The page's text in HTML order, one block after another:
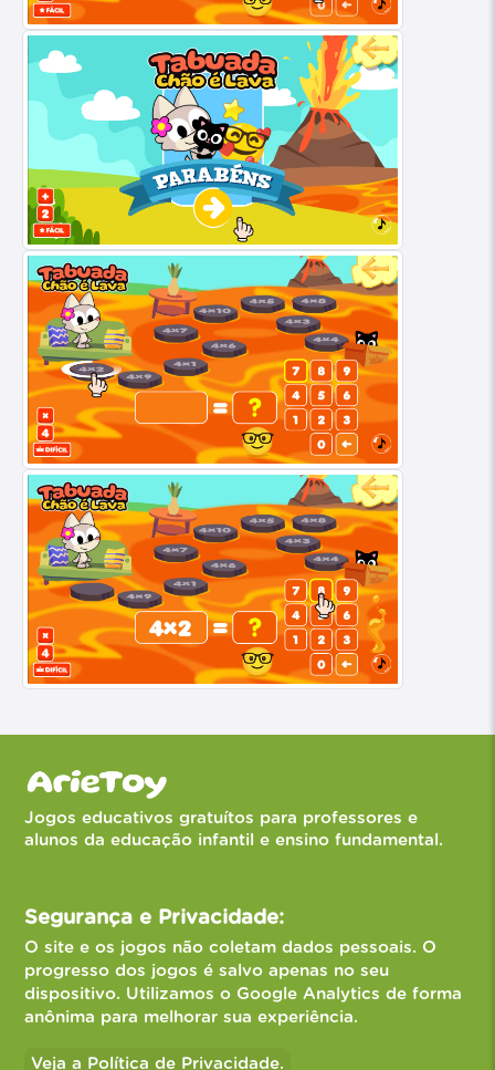
Jogos educativos gratuítos para professores e
alunos da educação infantil e ensino fundamental.
Segurança e Privacidade:
O site e os jogos não coletam dados pessoais. O
progresso dos jogos é salvo apenas no seu
dispositivo. Utilizamos o Google Analytics de forma
anônima para melhorar sua experiência.
Veja a Política de Privacidade.